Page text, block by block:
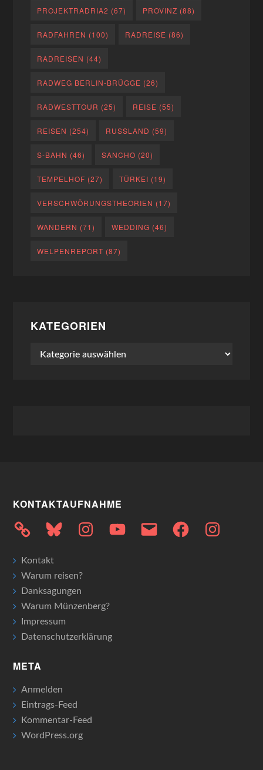
PROJEKTRADRIA2 (67) PROVINZ (88)
RADFAHREN (100) RADREISE (86)
RADREISEN (44)
RADWEG BERLIN-BRÜGGE (26)
RADWESTTOUR (25) REISE (55)
REISEN (254) RUSSLAND (59)
S-BAHN (46) SANCHO (20)
TEMPELHOF (27) TÜRKEI (19)
VERSCHWÖRUNGSTHEORIEN (17)
WANDERN (71) WEDDING (46)
WELPENREPORT (87)
KATEGORIEN
Kategorien
KONTAKTAUFNAHME
Bluesky InstagramYouTubeE-
Mail
FacebookInstagram
Kontakt
Warum reisen?
Danksagungen
Warum Münzenberg?
Impressum
Datenschutzerklärung
META
Anmelden
Eintrags-Feed
Kommentar-Feed
WordPress.org